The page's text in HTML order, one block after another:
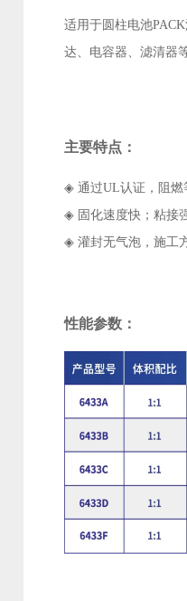
适用于圆柱电池
达、电容器、滤清器
主要特点：
◈ 通过UL认证，阻燃
◈ 固化速度快；粘接
◈ 灌封无气泡，施工
性能参数：